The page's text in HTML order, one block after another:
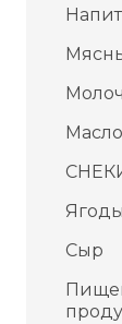
Масло
Ягоды
Сыр